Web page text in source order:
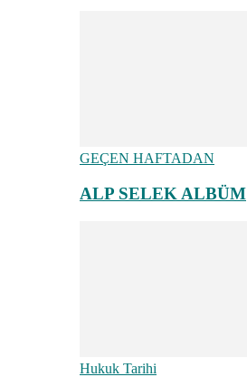
GEÇEN HAFTADAN
ALP SELEK ALBÜM
Hukuk Tarihi